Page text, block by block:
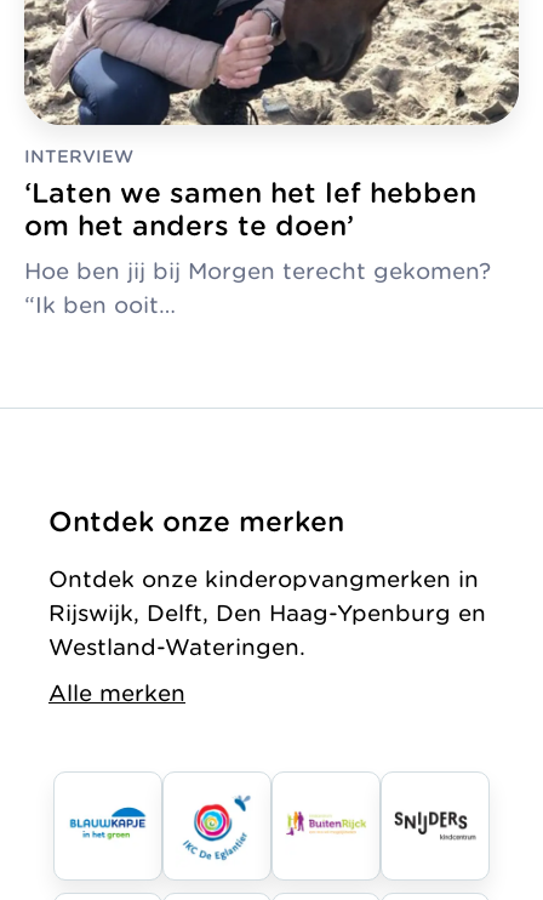
INTERVIEW
‘Laten we samen het lef hebben
om het anders te doen’
Hoe ben jij bij Morgen terecht gekomen?
“Ik ben ooit…
Ontdek onze merken
Ontdek onze kinderopvangmerken in
Rijswijk, Delft, Den Haag-Ypenburg en
Westland-Wateringen.
Alle merken